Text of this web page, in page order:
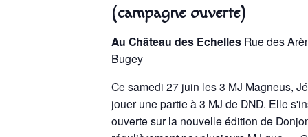
(campagne ouverte)
Au Château des Echelles Rue des
Bugey
Ce samedi 27 juin les 3 MJ Magneus,
jouer une partie à 3 MJ de DND. Elle
ouverte sur la nouvelle édition de